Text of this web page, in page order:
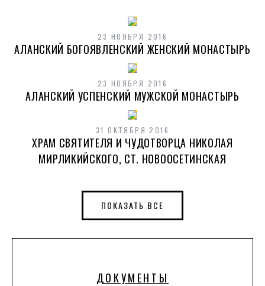
ДОКУМЕНТЫ
23 НОЯБРЯ 2016
АЛАНСКИЙ БОГОЯВЛЕНСКИЙ ЖЕНСКИЙ МОНАСТЫРЬ
23 НОЯБРЯ 2016
АЛАНСКИЙ УСПЕНСКИЙ МУЖСКОЙ МОНАСТЫРЬ
31 ОКТЯБРЯ 2016
ХРАМ СВЯТИТЕЛЯ И ЧУДОТВОРЦА НИКОЛАЯ
МИРЛИКИЙСКОГО, СТ. НОВООСЕТИНСКАЯ
ПОКАЗАТЬ ВСЕ